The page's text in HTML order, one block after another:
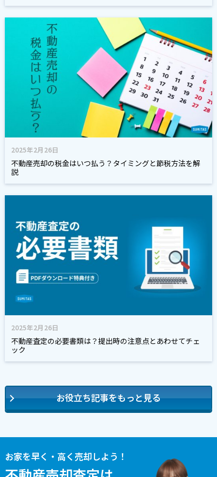
2025年2月26日
不動産売却の税金はいつ払う？タイミングと節税方法を解
説
2025年2月26日
不動産査定の必要書類は？提出時の注意点とあわせてチェ
ック
お役立ち記事をもっと見る
お家を早く・高く売却しよう！